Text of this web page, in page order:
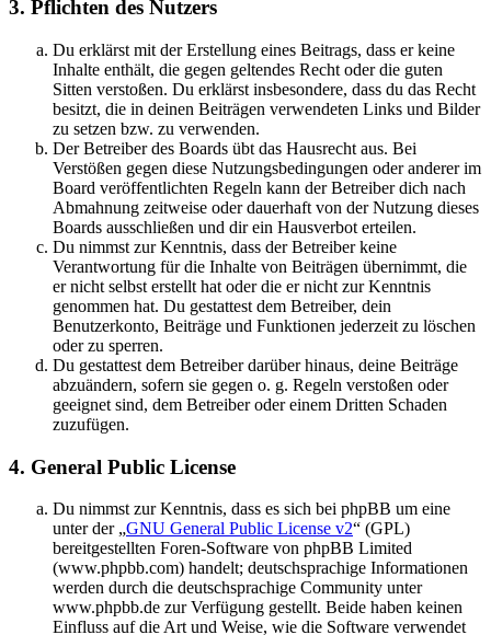
3. Pflichten des Nutzers
Du erklärst mit der Erstellung eines Beitrags, dass er keine
Inhalte enthält, die gegen geltendes Recht oder die guten
Sitten verstoßen. Du erklärst insbesondere, dass du das Recht
besitzt, die in deinen Beiträgen verwendeten Links und Bilder
zu setzen bzw. zu verwenden.
Der Betreiber des Boards übt das Hausrecht aus. Bei
Verstößen gegen diese Nutzungsbedingungen oder anderer im
Board veröffentlichten Regeln kann der Betreiber dich nach
Abmahnung zeitweise oder dauerhaft von der Nutzung dieses
Boards ausschließen und dir ein Hausverbot erteilen.
Du nimmst zur Kenntnis, dass der Betreiber keine
Verantwortung für die Inhalte von Beiträgen übernimmt, die
er nicht selbst erstellt hat oder die er nicht zur Kenntnis
genommen hat. Du gestattest dem Betreiber, dein
Benutzerkonto, Beiträge und Funktionen jederzeit zu löschen
oder zu sperren.
Du gestattest dem Betreiber darüber hinaus, deine Beiträge
abzuändern, sofern sie gegen o. g. Regeln verstoßen oder
geeignet sind, dem Betreiber oder einem Dritten Schaden
zuzufügen.
4. General Public License
Du nimmst zur Kenntnis, dass es sich bei phpBB um eine
unter der „GNU General Public License v2“ (GPL)
bereitgestellten Foren-Software von phpBB Limited
(www.phpbb.com) handelt; deutschsprachige Informationen
werden durch die deutschsprachige Community unter
www.phpbb.de zur Verfügung gestellt. Beide haben keinen
Einfluss auf die Art und Weise, wie die Software verwendet